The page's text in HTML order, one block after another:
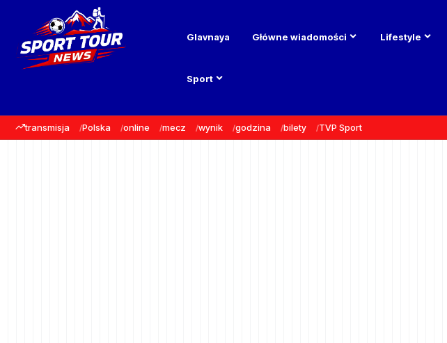
Glavnaya Główne wiadomości Lifestyle
Sport
transmisja Polska online mecz wynik godzina bilety TVP Sport